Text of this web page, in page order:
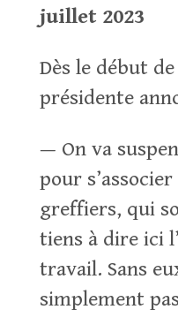
juillet 2023
Dès le début
présidente
— On va
pour
greffiers, qui
tiens à dire ici
travail. Sans
simplement